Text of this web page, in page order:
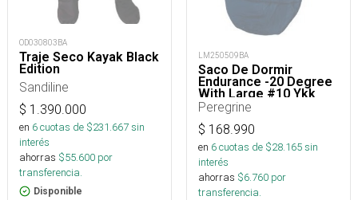
OD030803BA
Traje Seco Kayak Black
Edition
Sandiline
$ 1.390.000
en 6cuotas de $231.667sin
interés
ahorras $55.600 por
transferencia.
Disponible
LM250509BA
Saco De Dormir
Endurance -20 Degree
With Large #10 Ykk
Zipper
Peregrine
$ 168.990
en 6cuotas de $28.165sin
interés
ahorras $6.760 por
transferencia.